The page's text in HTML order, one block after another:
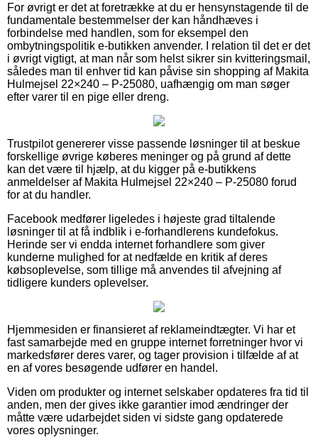
For øvrigt er det at foretrække at du er hensynstagende til de
fundamentale bestemmelser der kan håndhæves i
forbindelse med handlen, som for eksempel den
ombytningspolitik e-butikken anvender. I relation til det er det
i øvrigt vigtigt, at man når som helst sikrer sin kvitteringsmail,
således man til enhver tid kan påvise sin shopping af Makita
Hulmejsel 22×240 – P-25080, uafhængig om man søger
efter varer til en pige eller dreng.
Trustpilot genererer visse passende løsninger til at beskue
forskellige øvrige køberes meninger og på grund af dette
kan det være til hjælp, at du kigger på e-butikkens
anmeldelser af Makita Hulmejsel 22×240 – P-25080 forud
for at du handler.
Facebook medfører ligeledes i højeste grad tiltalende
løsninger til at få indblik i e-forhandlerens kundefokus.
Herinde ser vi endda internet forhandlere som giver
kunderne mulighed for at nedfælde en kritik af deres
købsoplevelse, som tillige må anvendes til afvejning af
tidligere kunders oplevelser.
Hjemmesiden er finansieret af reklameindtægter. Vi har et
fast samarbejde med en gruppe internet forretninger hvor vi
markedsfører deres varer, og tager provision i tilfælde af at
en af vores besøgende udfører en handel.
Viden om produkter og internet selskaber opdateres fra tid til
anden, men der gives ikke garantier imod ændringer der
måtte være udarbejdet siden vi sidste gang opdaterede
vores oplysninger.